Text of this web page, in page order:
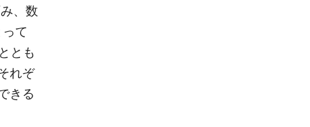
、数
て
とも
れぞ
きる